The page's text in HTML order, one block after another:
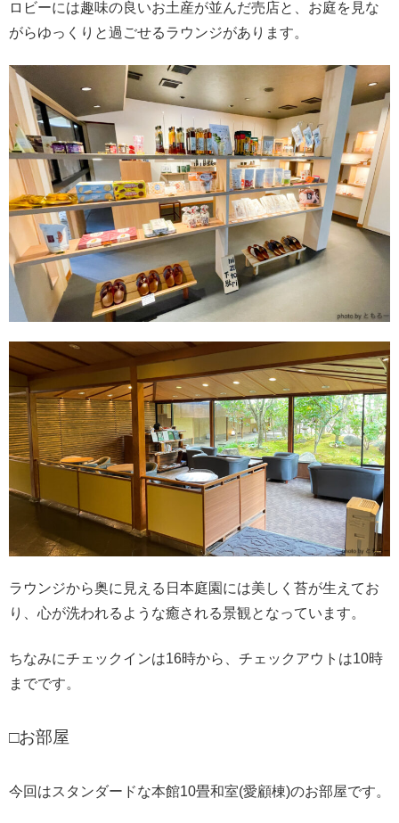
ロビーには趣味の良いお土産が並んだ売店と、お庭を見な
がらゆっくりと過ごせるラウンジがあります。
ラウンジから奥に見える日本庭園には美しく苔が生えてお
り、心が洗われるような癒される景観となっています。
ちなみにチェックインは16時から、チェックアウトは10時
までです。
□お部屋
今回はスタンダードな本館10畳和室(愛顧棟)のお部屋です。